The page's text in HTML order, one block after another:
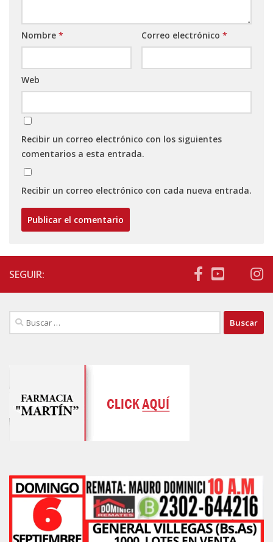
Nombre * Correo electrónico *
Web
Recibir un correo electrónico con los siguientes
comentarios a esta entrada.
Recibir un correo electrónico con cada nueva entrada.
SEGUIR:
Buscar: